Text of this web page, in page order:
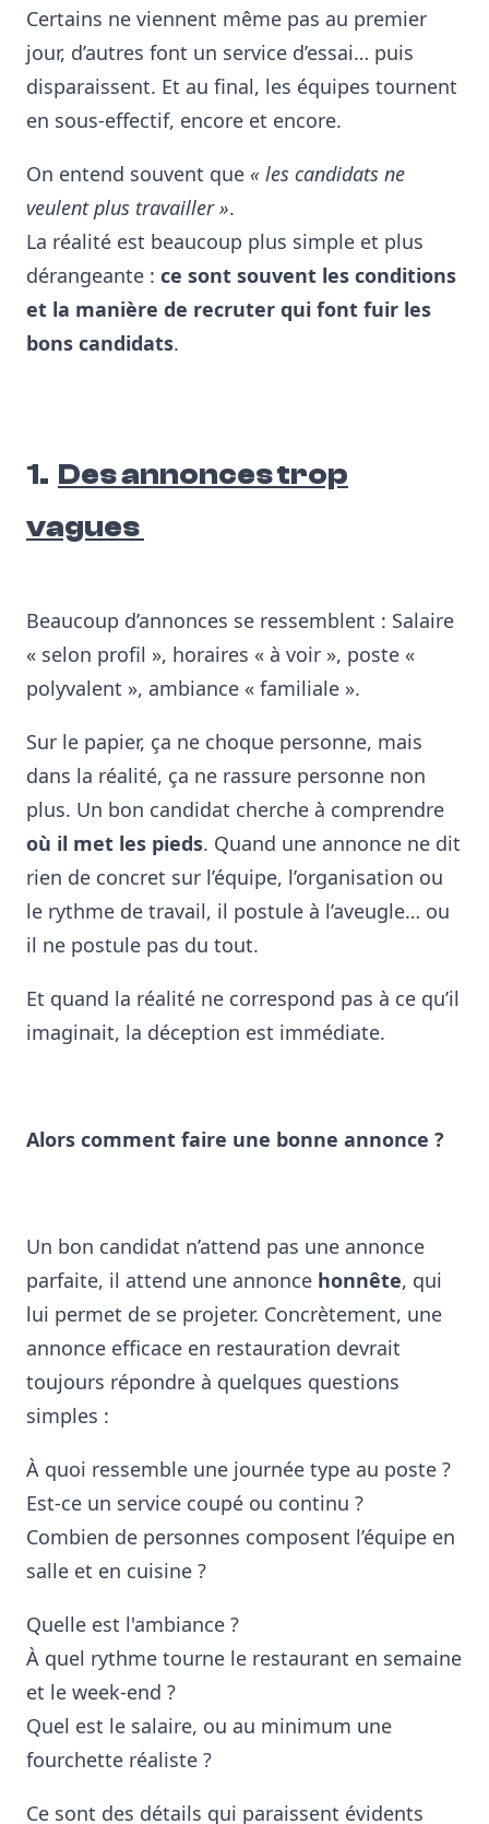
Certains ne viennent même pas au premier
jour, d’autres font un service d’essai… puis
disparaissent. Et au final, les équipes tournent
en sous-effectif, encore et encore.
On entend souvent que « les candidats ne
veulent plus travailler ».
La réalité est beaucoup plus simple et plus
dérangeante : ce sont souvent les conditions
et la manière de recruter qui font fuir les
bons candidats.
1. Des annonces trop
vagues
Beaucoup d’annonces se ressemblent : Salaire
« selon profil », horaires « à voir », poste «
polyvalent », ambiance « familiale ».
Sur le papier, ça ne choque personne, mais
dans la réalité, ça ne rassure personne non
plus. Un bon candidat cherche à comprendre
où il met les pieds. Quand une annonce ne dit
rien de concret sur l’équipe, l’organisation ou
le rythme de travail, il postule à l’aveugle… ou
il ne postule pas du tout.
Et quand la réalité ne correspond pas à ce qu’il
imaginait, la déception est immédiate.
Alors comment faire une bonne annonce ?
Un bon candidat n’attend pas une annonce
parfaite, il attend une annonce honnête, qui
lui permet de se projeter. Concrètement, une
annonce efficace en restauration devrait
toujours répondre à quelques questions
simples :
À quoi ressemble une journée type au poste ?
Est-ce un service coupé ou continu ?
Combien de personnes composent l’équipe en
salle et en cuisine ?
Quelle est l'ambiance ?
À quel rythme tourne le restaurant en semaine
et le week-end ?
Quel est le salaire, ou au minimum une
fourchette réaliste ?
Ce sont des détails qui paraissent évidents